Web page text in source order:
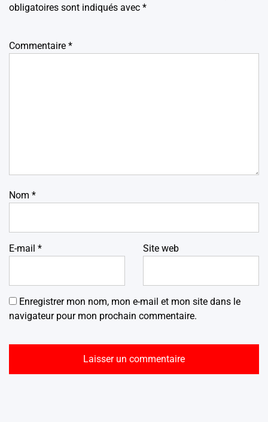
obligatoires sont indiqués avec *
Commentaire *
Nom *
E-mail * Site web
Enregistrer mon nom, mon e-mail et mon site dans le
navigateur pour mon prochain commentaire.